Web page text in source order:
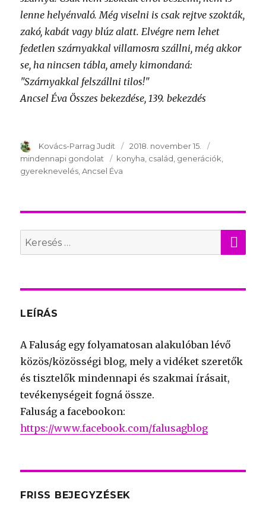
lenne helyénvaló. Még viselni is csak rejtve szokták,
zakó, kabát vagy blúz alatt. Elvégre nem lehet
fedetlen szárnyakkal villamosra szállni, még akkor
se, ha nincsen tábla, amely kimondaná:
"Szárnyakkal felszállni tilos!"
Ancsel Éva Összes bekezdése, 139. bekezdés
Szerző
Kovács-Parrag Judit Publikálva
2018. november 15.
mindennapi gondolat
Kulcsszavak
konyha család generációk
gyereknevelés Ancsel Éva
Search
for:
LEÍRÁS
A Faluság egy folyamatosan alakulóban lévő
közös/közösségi blog, mely a vidéket szeretők
és tisztelők mindennapi és szakmai írásait,
tevékenységeit fogná össze.
Faluság a facebookon:
https://www.facebook.com/falusagblog
FRISS BEJEGYZÉSEK